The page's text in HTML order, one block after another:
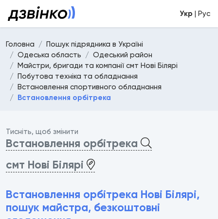
Укр | Рус
Головна
Пошук підрядника в Україні
Одеська область
Одеський район
Майстри, бригади та компанії смт Нові Білярі
Побутова техніка та обладнання
Встановлення спортивного обладнання
Встановлення орбітрека
Тисніть, щоб змінити
Встановлення орбітрека
смт Нові Білярі
Встановлення орбітрека Нові Білярі,
пошук майстра, безкоштовні